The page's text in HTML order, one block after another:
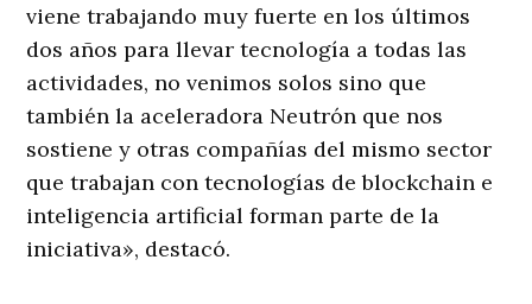
viene trabajando muy fuerte en los últimos
dos años para llevar tecnología a todas las
actividades, no venimos solos sino que
también la aceleradora Neutrón que nos
sostiene y otras compañías del mismo sector
que trabajan con tecnologías de blockchain e
inteligencia artificial forman parte de la
iniciativa», destacó.